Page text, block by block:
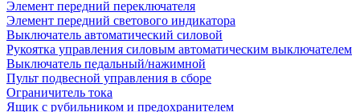
Элемент передний переключателя
Элемент передний светового индикатора
Выключатель автоматический силовой
Рукоятка управления силовым автоматическим выключателем
Выключатель педальный/нажимной
Пульт подвесной управления в сборе
Ограничитель тока
Ящик с рубильником и предохранителем